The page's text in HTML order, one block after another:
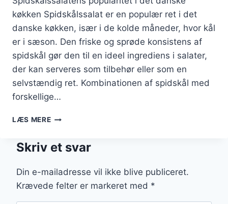
køkken Spidskålssalat er en populær ret i det
danske køkken, især i de kolde måneder, hvor kål
er i sæson. Den friske og sprøde konsistens af
spidskål gør den til en ideel ingrediens i salater,
der kan serveres som tilbehør eller som en
selvstændig ret. Kombinationen af spidskål med
forskellige…
LÆS MERESPIDSKÅLSSALAT
OG
Skriv et svar
Din e-mailadresse vil ikke blive publiceret.
Krævede felter er markeret med *